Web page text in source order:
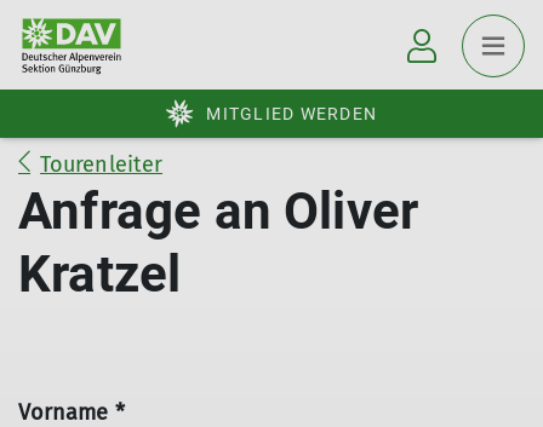
MITGLIED WERDEN
Tourenleiter
Anfrage an Oliver
Kratzel
Vorname *